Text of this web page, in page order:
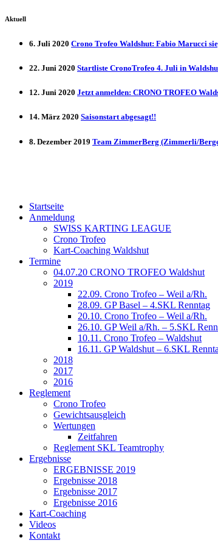
Aktuell
6. Juli 2020 Crono Trofeo Waldshut: Fabio Marucci
22. Juni 2020 Startliste CronoTrofeo 4. Juli in
12. Juni 2020 Jetzt anmelden: CRONO TROFEO
14. März 2020 Saisonstart abgesagt!!
8. Dezember 2019 Team ZimmerBerg (Zimmerli/
Startseite
Anmeldung
SWISS KARTING LEAGUE
Crono Trofeo
Kart-Coaching Waldshut
Termine
04.07.20 CRONO TROFEO Waldshut
2019
22.09. Crono Trofeo – Weil a/Rh.
28.09. GP Basel – 4.SKL Renntag
20.10. Crono Trofeo – Weil a/Rh.
26.10. GP Weil a/Rh. – 5.SKL
10.11. Crono Trofeo – Waldshut
16.11. GP Waldshut – 6.SKL
2018
2017
2016
Reglement
Crono Trofeo
Gewichtsausgleich
Wertungen
Zeitfahren
Reglement SKL Teamtrophy
Ergebnisse
ERGEBNISSE 2019
Ergebnisse 2018
Ergebnisse 2017
Ergebnisse 2016
Kart-Coaching
Videos
Kontakt